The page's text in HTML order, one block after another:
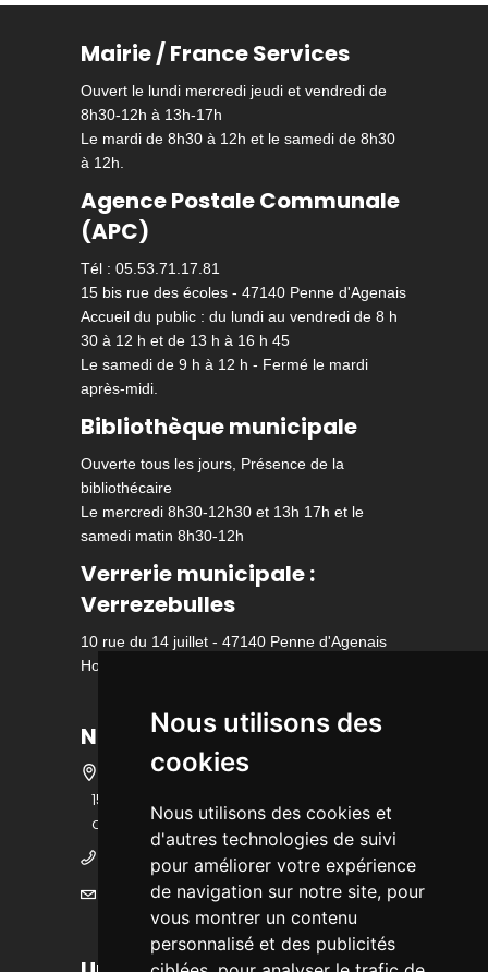
Nous utilisons des
cookies
Nous utilisons des cookies et
d'autres technologies de suivi
pour améliorer votre expérience
de navigation sur notre site, pour
vous montrer un contenu
personnalisé et des publicités
Mairie / France Services
Ouvert le lundi mercredi jeudi et vendredi de
8h30-12h à 13h-17h
Le mardi de 8h30 à 12h et le samedi de 8h30
à 12h.
Agence Postale Communale
(APC)
Tél : 05.53.71.17.81
15 bis rue des écoles - 47140 Penne d'Agenais
Accueil du public : du lundi au vendredi de 8 h
30 à 12 h et de 13 h à 16 h 45
Le samedi de 9 h à 12 h - Fermé le mardi
après-midi.
Bibliothèque municipale
Ouverte tous les jours, Présence de la
bibliothécaire
Le mercredi 8h30-12h30 et 13h 17h et le
samedi matin 8h30-12h
Verrerie municipale :
Verrezebulles
10 rue du 14 juillet - 47140 Penne d'Agenais
Horaire d'ouverture
Nous contacter
15 bis rue des écoles - 47140 Penne
d'Agenais
05 53 36 25 25
mairie@ville-pennedagenais.fr